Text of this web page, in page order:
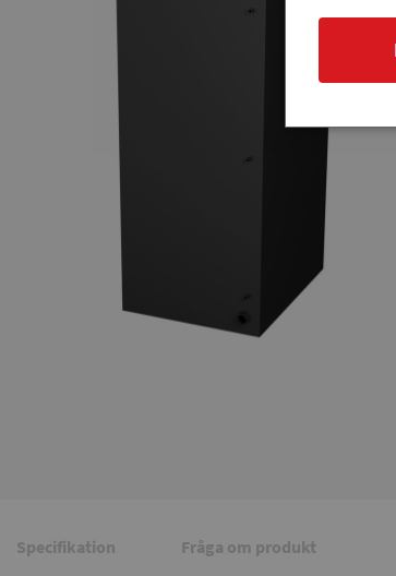
Specifikation Fråga om produkt